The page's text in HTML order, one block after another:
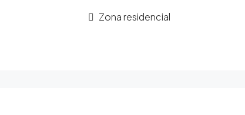
Zona residencial